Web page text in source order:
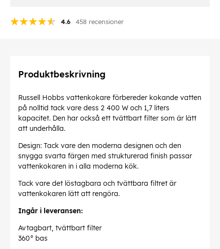
4.6 458 recensioner
Produktbeskrivning
Russell Hobbs vattenkokare förbereder kokande vatten
på nolltid tack vare dess 2 400 W och 1,7 liters
kapacitet. Den har också ett tvättbart filter som är lätt
att underhålla.
Design: Tack vare den moderna designen och den
snygga svarta färgen med strukturerad finish passar
vattenkokaren in i alla moderna kök.
Tack vare det löstagbara och tvättbara filtret är
vattenkokaren lätt att rengöra.
Ingår i leveransen:
Avtagbart, tvättbart filter
360° bas